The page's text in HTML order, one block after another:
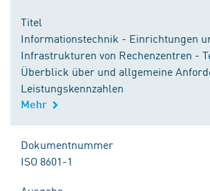
Titel
Informationstechnik - Einrichtungen
Infrastrukturen von Rechenzentren -
Überblick über und allgemeine
Leistungskennzahlen
Mehr
Dokumentnummer
ISO 8601-1